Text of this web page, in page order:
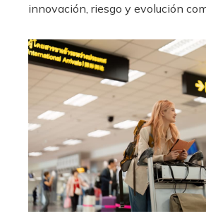
innovación, riesgo y evolución